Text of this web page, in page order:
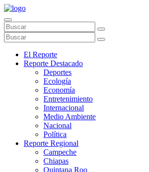
El Reporte
Reporte Destacado
Deportes
Ecología
Economía
Entretenimiento
Internacional
Medio Ambiente
Nacional
Política
Reporte Regional
Campeche
Chiapas
Quintana Roo